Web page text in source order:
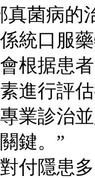
真菌病的
統口服
會根据患
進行評
業診治
鍵。”
付隱患多